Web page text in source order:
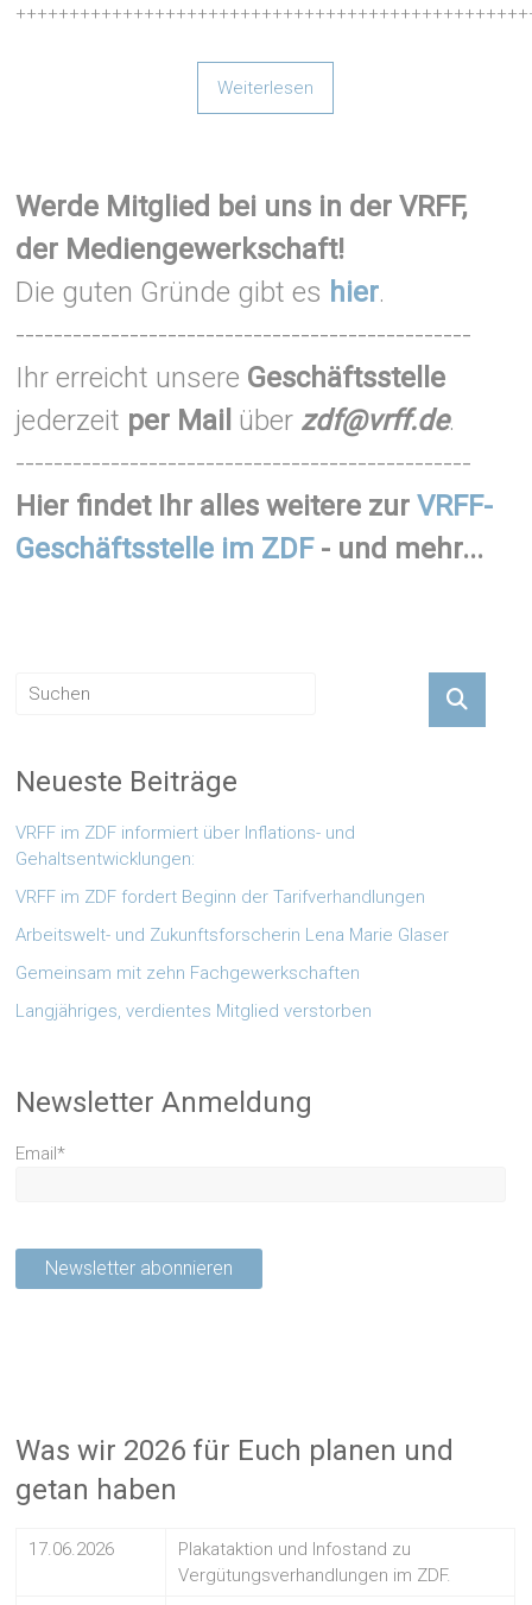
Weiterlesen
Werde Mitglied bei uns in der VRFF,
der Mediengewerkschaft!
Die guten Gründe gibt es hier.
------------------------------------------------
Ihr erreicht unsere Geschäftsstelle
jederzeit per Mail über zdf@vrff.de.
------------------------------------------------
Hier findet Ihr alles weitere zurVRFF-
Geschäftsstelle im ZDF- und mehr...
Neueste Beiträge
VRFF im ZDF informiert über Inflations- und
Gehaltsentwicklungen:
VRFF im ZDF fordert Beginn der Tarifverhandlungen
Arbeitswelt- und Zukunftsforscherin Lena Marie Glaser
Gemeinsam mit zehn Fachgewerkschaften
Langjähriges, verdientes Mitglied verstorben
Newsletter Anmeldung
Email*
Was wir 2026 für Euch planen und
getan haben
17.06.2026
Plakataktion und Infostand zu
Vergütungsverhandlungen im ZDF.